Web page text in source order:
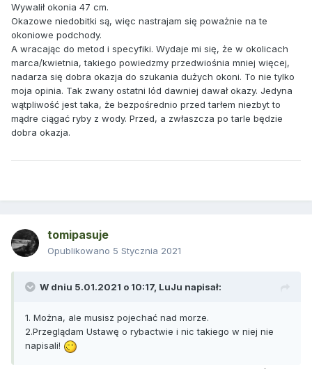
Wywalił okonia 47 cm.
Okazowe niedobitki są, więc nastrajam się poważnie na te
okoniowe podchody.
A wracając do metod i specyfiki. Wydaje mi się, że w okolicach
marca/kwietnia, takiego powiedzmy przedwiośnia mniej więcej,
nadarza się dobra okazja do szukania dużych okoni. To nie tylko
moja opinia. Tak zwany ostatni lód dawniej dawał okazy. Jedyna
wątpliwość jest taka, że bezpośrednio przed tarłem niezbyt to
mądre ciągać ryby z wody. Przed, a zwłaszcza po tarle będzie
dobra okazja.
tomipasuje
Opublikowano 5 Stycznia 2021
W dniu 5.01.2021 o 10:17, LuJu napisał:
1. Można, ale musisz pojechać nad morze.
2.Przeglądam Ustawę o rybactwie i nic takiego w niej nie
napisali!